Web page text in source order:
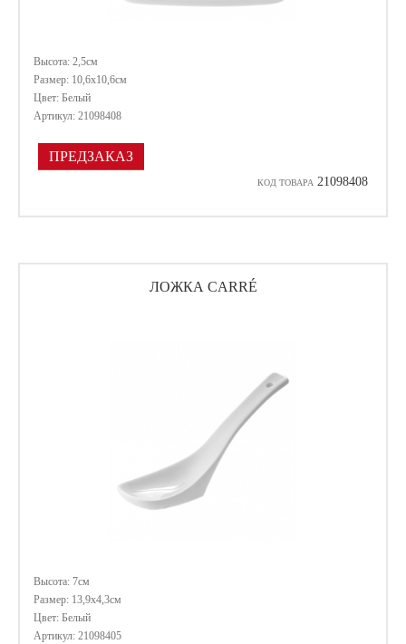
Высота: 2,5см
Размер: 10,6х10,6см
Цвет: Белый
Артикул: 21098408
ПРЕДЗАКАЗ
КОД ТОВАРА 21098408
ЛОЖКА CARRÉ
Высота: 7см
Размер: 13,9х4,3см
Цвет: Белый
Артикул: 21098405